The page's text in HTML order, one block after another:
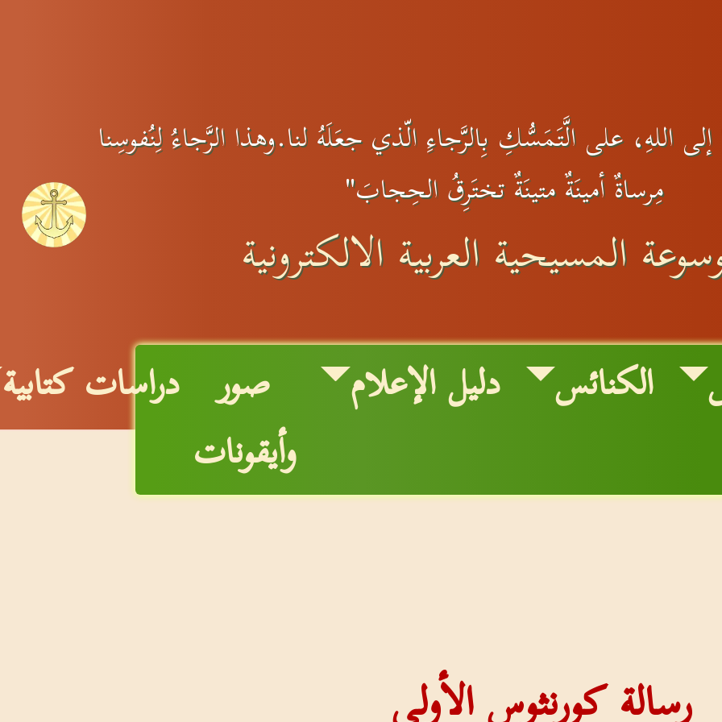
اللهِ، على الَّتَمَسُّكِ بِالرَّجاءِ الّذي جعَلَهُ لنا.وهذا الرَّجاءُ لِنُفوسِنا
مِرساةٌ أمينَةٌ متينَةٌ تختَرِقُ الحِجابَ"
المسيحية العربية الالكترونية
الكنائس دليل الإعلام
صور
وأيقونات
دراسات كتابية